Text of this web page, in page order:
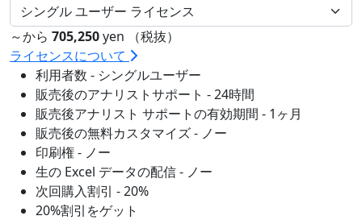
～から 705,250yen （税抜）
ライセンスについて
利用者数 - シングルユーザー
販売後のアナリストサポート - 24時間
販売後アナリスト サポートの有効期間 - 1ヶ月
販売後の無料カスタマイズ - ノー
印刷権 - ノー
生の Excel データの配信 - ノー
次回購入割引 - 20%
20%割引をゲット